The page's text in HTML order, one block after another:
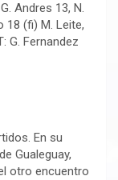
Andres 13, N.
18 (fi) M. Leite,
G. Fernandez
En su
Gualeguay,
otro encuentro